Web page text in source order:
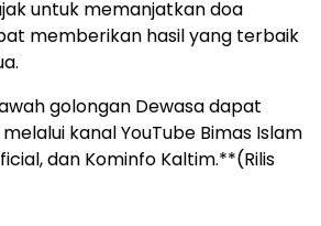
untuk memanjatkan doa
memberikan hasil yang terbaik
golongan Dewasa dapat
kanal YouTube Bimas Islam
dan Kominfo Kaltim.**(Rilis